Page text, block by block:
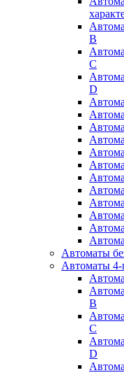
B
C
D
Автоматы
Автоматы
B
C
D